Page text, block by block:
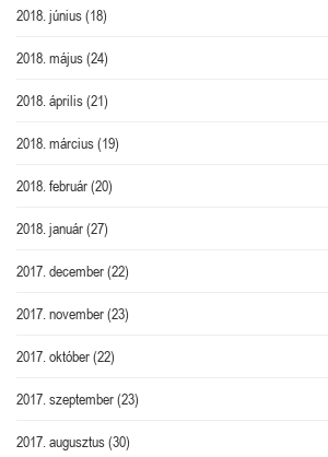
2018. június(18)
2018. május(24)
2018. április(21)
2018. március(19)
2018. február(20)
2018. január(27)
2017. december(22)
2017. november(23)
2017. október(22)
2017. szeptember(23)
2017. augusztus(30)